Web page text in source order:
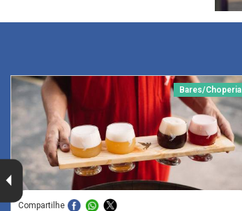
Bares/Choperia
Compartilhe